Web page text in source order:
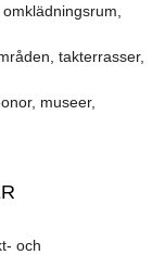
takterrasser,
museer,
och